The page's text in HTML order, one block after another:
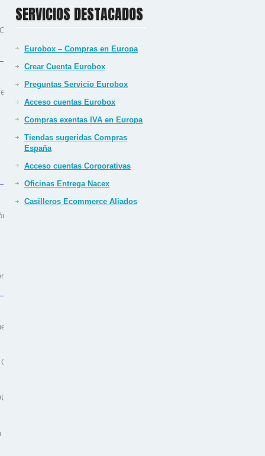
S.L.U. denegar o retirar el
de la Información y de
eficaces, a todos los
condicionar la utilización
S.L.U. y será el único
& CARGO S.L.U. y a
contrarios a la ley o
SERVICIOS DESTACADOS
Eurobox – Compras en Europa
Crear Cuenta Eurobox
Preguntas Servicio Eurobox
Acceso cuentas Eurobox
Compras exentas IVA en Europa
Tiendas sugeridas Compras
España
Acceso cuentas Corporativas
Oficinas Entrega Nacex
Casilleros Ecommerce Aliados